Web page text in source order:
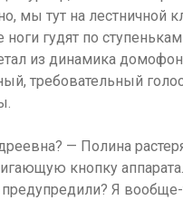
мы тут на лестничной
гудят по
из динамика
требовательный
— Полина
кнопку
Я